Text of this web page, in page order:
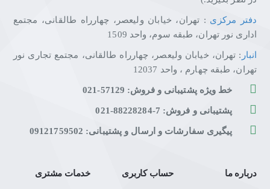
دفتر مرکزی : تهران، خیابان ولیعصر، چهارراه طالقانی، مجتمع
اداری نور تهران، طبقه سوم، واحد 1509
انبار : تهران، خیابان ولیعصر، چهارراه طالقانی، مجتمع تجاری نور
تهران، طبقه چهارم ، واحد 12037
خط ویژه پشتیبانی و فروش: 57129-021
پشتیبانی و فروش: 7-88228284-021
پیگیری سفارشات و ارسال و پشتیبانی: 09121759502
درباره ما حساب کاربری خدمات مشتری